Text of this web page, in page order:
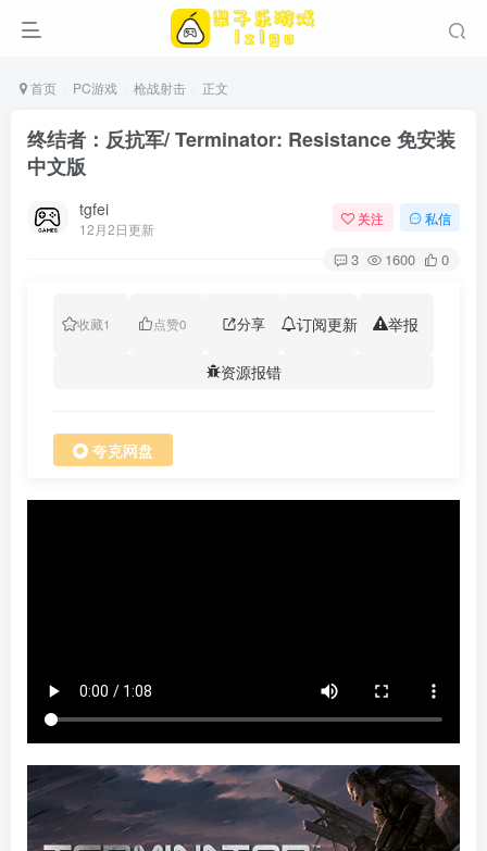
首页 PC游戏 枪战射击 正文
终结者：反抗军/ Terminator: Resistance 免安装
中文版
tgfei
12月2日更新
关注 私信
3 1600 0
收藏1 点赞0 分享 订阅更新 举报
资源报错
夸克网盘